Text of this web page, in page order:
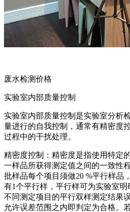
废水检测价格
实验室内部质量控制
实验室内部质量控制是实验室分析
量进行的自我控制，通常有精密度
过程中的干扰处理。
精密度控制：精密度是指使用特定
一样品所获得测定值之间的一致性
批样品每个项目须做20 %平行样品
有1个平行样，平行样可为实验室明
不同测定项目的平行双样测定结果
允许误差范围之内即判定为合格。